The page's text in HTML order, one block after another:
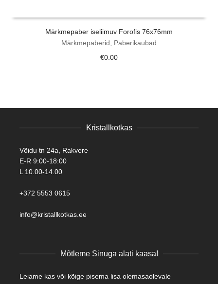
Märkmepaber iseliimuv Forofis 76x76mm
Märkmepaberid, Paberikaubad
€0.00
Kristallkotkas
Võidu tn 24a, Rakvere
E-R 9:00-18:00
L 10:00-14:00
+372 5553 0615
info@kristallkotkas.ee
Mõtleme Sinuga alati kaasa!
Leiame kas või kõige pisema lisa olemasaolevale